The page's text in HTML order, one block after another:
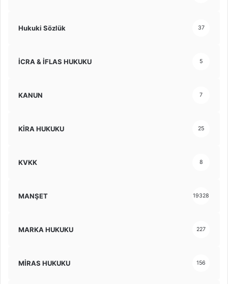
Hukuki Sözlük 37
İCRA & İFLAS HUKUKU 5
KANUN 7
KİRA HUKUKU 25
KVKK 8
MANŞET 19328
MARKA HUKUKU 227
MİRAS HUKUKU 156